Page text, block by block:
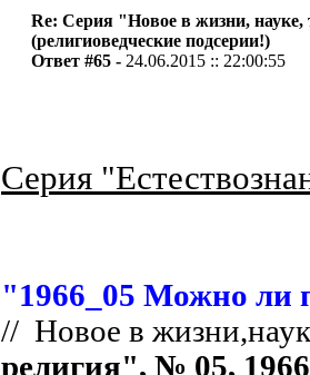
Re: Серия "Новое в жизни, науке,
(религиоведческие подсерии!)
Ответ #65 - 24.06.2015 :: 22:00:55
Серия
"1966_05 Можно ли
// Новое в
религия", № 05, 1966